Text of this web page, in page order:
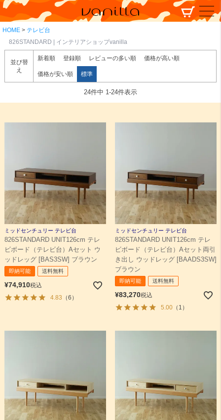
HOME
テレビ台
826STANDARD | インテリアショップvanilla
検索
並び替
え
新着順 登録順 レビューの多い順 価格が高い順
価格が安い順 標準
24件中 1-24件表示
ミッドセンチュリー テレビ台
826STANDARD UNIT126cm テレ
ビボード（テレビ台）Aセット ウ
ッドレッグ [BAS3SW] ブラウン
即納可能 送料無料
¥74,910税込
4.83 （6）
ミッドセンチュリー テレビ台
826STANDARD UNIT126cm テレ
ビボード（テレビ台）Aセット両引
き出し ウッドレッグ [BAADS3SW]
ブラウン
即納可能 送料無料
¥83,270税込
5.00（1）